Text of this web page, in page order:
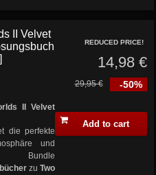
II Velvet
II Velvet
die perfekte
und
zuTwo
REDUCED PRICE!
14,98 €
-50%
29,95 €
Add to cart